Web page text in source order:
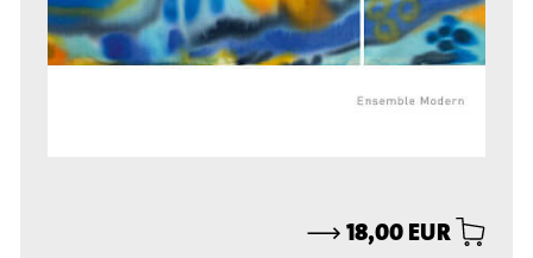
⟶18,00 EUR